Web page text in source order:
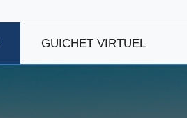
GUICHET VIRTUEL